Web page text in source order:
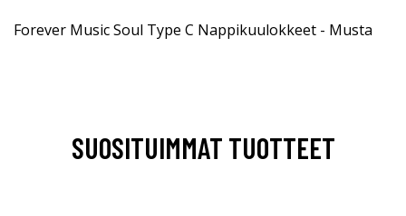
Forever Music Soul Type C Nappikuulokkeet - Musta
SUOSITUIMMAT TUOTTEET